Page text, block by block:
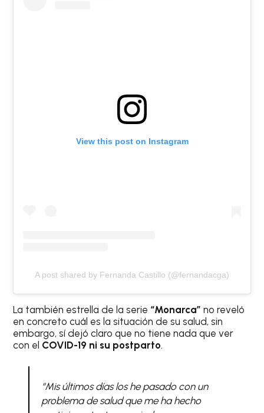
View this post on Instagram
A post shared by Fernanda Castillo (@fernandacga)
La también estrella de la serie “Monarca” no reveló
en concreto cuál es la situación de su salud, sin
embargo, sí dejó claro que no tiene nada que ver
con el COVID-19 ni su postparto.
“Mis últimos días los he pasado con un
problema de salud que me ha hecho